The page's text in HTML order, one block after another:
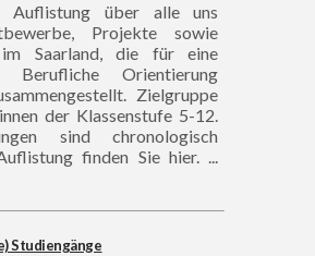
Auflistung über alle uns
Projekte sowie
im Saarland, die für eine
Berufliche Orientierung
Zielgruppe
der Klassenstufe 5-12.
sind chronologisch
finden Sie hier. ...
Studiengänge